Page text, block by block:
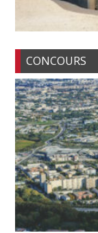
CONCOURS